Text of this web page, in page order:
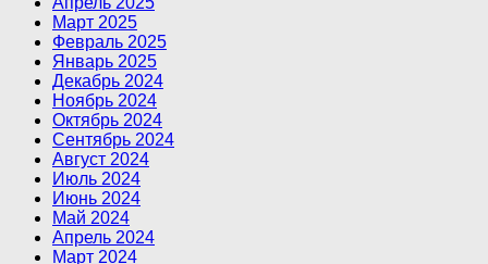
Март 2025
Февраль 2025
Январь 2025
Декабрь 2024
Ноябрь 2024
Октябрь 2024
Сентябрь 2024
Август 2024
Июль 2024
Июнь 2024
Май 2024
Апрель 2024
Март 2024